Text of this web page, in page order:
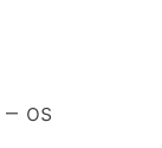
– os